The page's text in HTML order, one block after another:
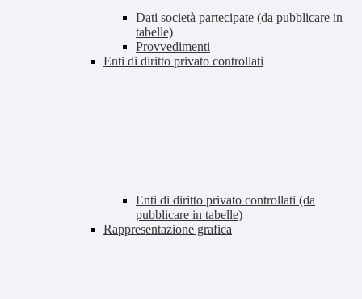
Dati società partecipate (da pubblicare in
tabelle)
Provvedimenti
Enti di diritto privato controllati
Enti di diritto privato controllati (da
pubblicare in tabelle)
Rappresentazione grafica